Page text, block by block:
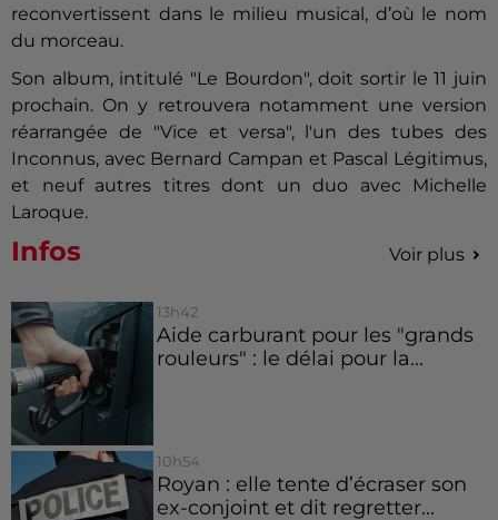
reconvertissent dans le milieu musical, d’où le nom
du morceau.
Son album, intitulé "Le Bourdon", doit sortir le 11 juin
prochain. On y retrouvera notamment une version
réarrangée de "Vice et versa", l'un des tubes des
Inconnus, avec Bernard Campan et Pascal Légitimus,
et neuf autres titres dont un duo avec Michelle
Laroque.
Infos Voir plus
13h42
Aide carburant pour les "grands
rouleurs" : le délai pour la...
10h54
Royan : elle tente d’écraser son
ex-conjoint et dit regretter...